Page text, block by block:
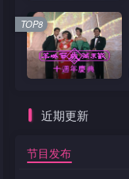
TOP8
近期更新
节目发布